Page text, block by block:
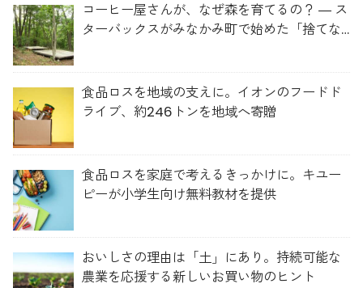
コーヒー屋さんが、なぜ森を育てるの？ ― ス
ターバックスがみなかみ町で始めた「捨てな
食品ロスを地域の支えに。イオンのフードド
ライブ、約246トンを地域へ寄贈
食品ロスを家庭で考えるきっかけに。キユー
ピーが小学生向け無料教材を提供
おいしさの理由は「土」にあり。持続可能な
農業を応援する新しいお買い物のヒント